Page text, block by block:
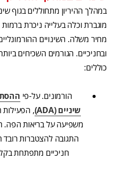
במהלך ההיריון מתחוללים בגוף
מוגברת וכלה בעלייה ניכרת
מחיר משלה. השינויים
ובחניכיים. הגורמים השכיחים
כוללים:
הורמונים. על-פי
שיניים (ADA)
, הפעילות
משפיעה על בריאות הפה.
התגובה להצטברות רובד
חניכיים מתפתחת